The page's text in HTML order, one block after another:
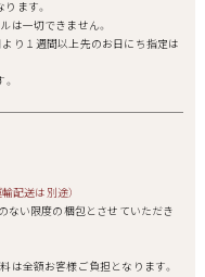
ます。
は一切できません。
り１週間以上先のお日にち指定は
配送は別途）
ない限度の梱包とさせていただき
は全額お客様ご負担となります。